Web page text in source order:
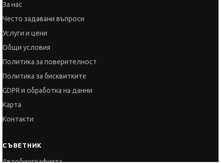
За нас
Често задавани въпроси
Услуги и цени
Общи условия
Политика за поверителност
Политика за бисквитките
GDPR и обработка на данни
Карта
Контакти
СЪВЕТНИК